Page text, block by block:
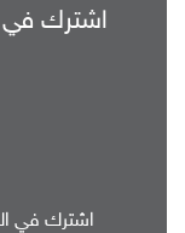
اشترك في
اشترك في